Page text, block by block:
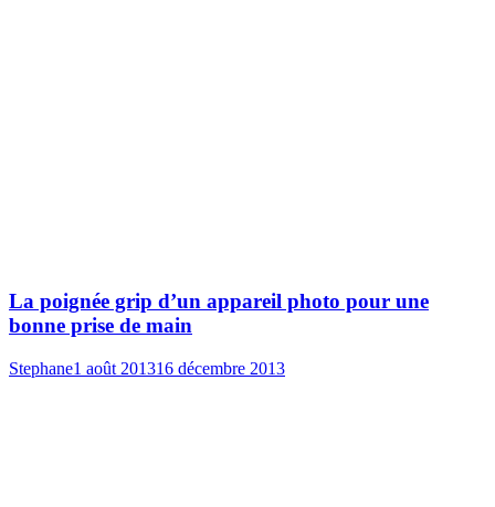
La poignée grip d’un appareil photo pour une
bonne prise de main
Stephane1 août 201316 décembre 2013